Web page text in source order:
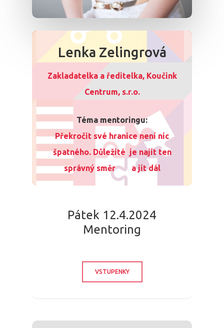
Lenka Zelingrová
Zakladatelka a ředitelka, Koučink
Centrum, s.r.o.
Téma mentoringu:
Překročit své hranice není nic
špatného. Důležité je najít ten
správný směr a jít dál
Pátek 12.4.2024
Mentoring
VSTUPENKY